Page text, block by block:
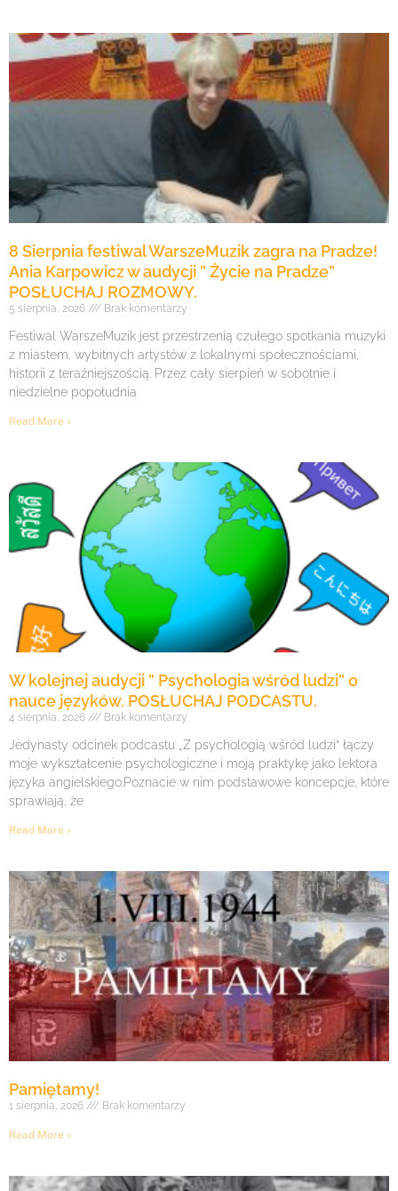
8 Sierpnia festiwal WarszeMuzik zagra na Pradze!
Ania Karpowicz w audycji ” Życie na Pradze”
POSŁUCHAJ ROZMOWY.
5 sierpnia, 2026 Brak komentarzy
Festiwal WarszeMuzik jest przestrzenią czułego spotkania muzyki
z miastem, wybitnych artystów z lokalnymi społecznościami,
historii z teraźniejszością. Przez cały sierpień w sobotnie i
niedzielne popołudnia
Read More »
W kolejnej audycji ” Psychologia wśród ludzi” o
nauce języków. POSŁUCHAJ PODCASTU.
4 sierpnia, 2026 Brak komentarzy
Jedynasty odcinek podcastu „Z psychologią wśród ludzi” łączy
moje wykształcenie psychologiczne i moją praktykę jako lektora
języka angielskiego.Poznacie w nim podstawowe koncepcje, które
sprawiają, że
Read More »
Pamiętamy!
1 sierpnia, 2026 Brak komentarzy
Read More »